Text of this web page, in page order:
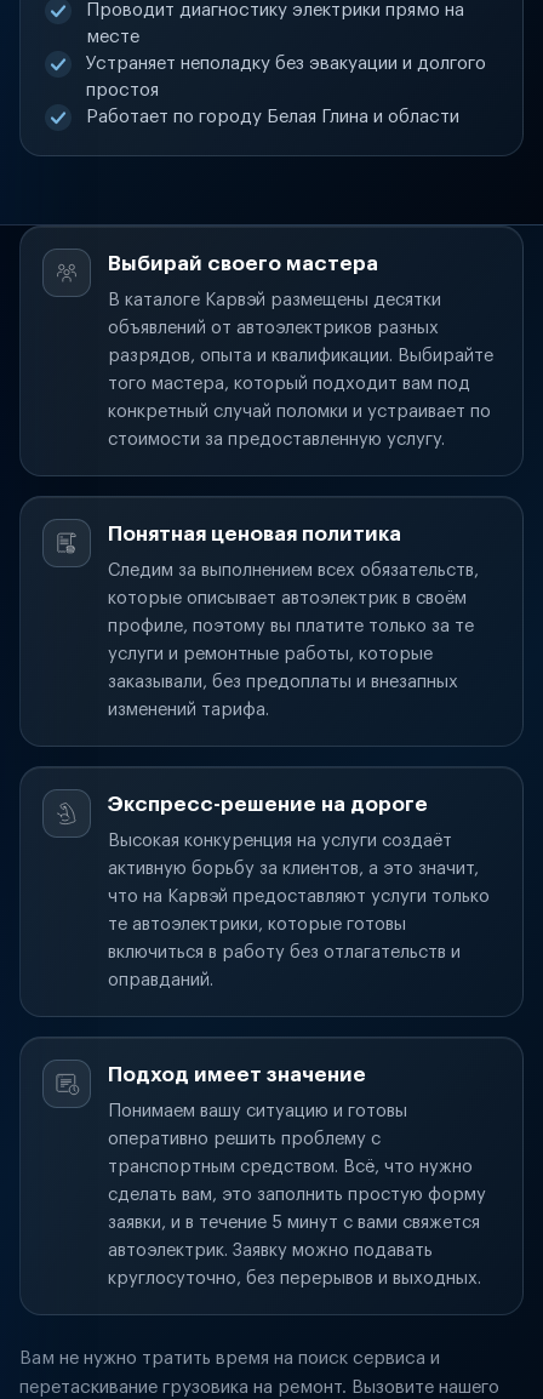
Проводит диагностику электрики прямо на
месте
Устраняет неполадку без эвакуации и долгого
простоя
Работает по городу Белая Глина и области
Выбирай своего мастера
В каталоге Карвэй размещены десятки
объявлений от автоэлектриков разных
разрядов, опыта и квалификации. Выбирайте
того мастера, который подходит вам под
конкретный случай поломки и устраивает по
стоимости за предоставленную услугу.
Понятная ценовая политика
Следим за выполнением всех обязательств,
которые описывает автоэлектрик в своём
профиле, поэтому вы платите только за те
услуги и ремонтные работы, которые
заказывали, без предоплаты и внезапных
изменений тарифа.
Экспресс-решение на дороге
Высокая конкуренция на услуги создаёт
активную борьбу за клиентов, а это значит,
что на Карвэй предоставляют услуги только
те автоэлектрики, которые готовы
включиться в работу без отлагательств и
оправданий.
Подход имеет значение
Понимаем вашу ситуацию и готовы
оперативно решить проблему с
транспортным средством. Всё, что нужно
сделать вам, это заполнить простую форму
заявки, и в течение 5 минут с вами свяжется
автоэлектрик. Заявку можно подавать
круглосуточно, без перерывов и выходных.
Вам не нужно тратить время на поиск сервиса и
перетаскивание грузовика на ремонт. Вызовите нашего